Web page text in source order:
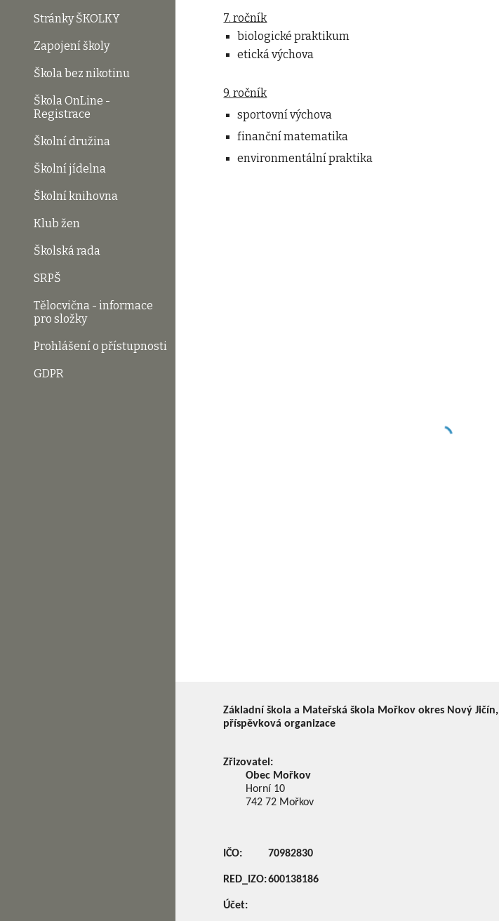
Stránky ŠKOLKY
Zapojení školy
Škola bez nikotinu
Škola OnLine -
Registrace
Školní družina
Školní jídelna
Školní knihovna
Klub žen
Školská rada
SRPŠ
Tělocvična - informace
pro složky
Prohlášení o přístupnosti
GDPR
7. ročník
biologické praktikum
etická výchova
9. ročník
sportovní výchova
finanční matematika
environmentální praktika
Základní škola a Mateřská škola Mořkov okres Nový Jičín,
příspěvková organizace
Zřizovatel:
Obec Mořkov
Horní 10
742 72 Mořkov
IČO: 70982830
RED_IZO:600138186
Účet: